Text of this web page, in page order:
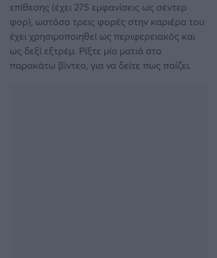
επίθεσης (έχει 275 εμφανίσεις ως σέντερ
φορ), ωστόσο τρεις φορές στην καριέρα του
έχει χρησιμοποιηθεί ως περιφερειακός και
ως δεξί εξτρέμ. Ρίξτε μία ματιά στο
παρακάτω βίντεο, για να δείτε πως παίζει.